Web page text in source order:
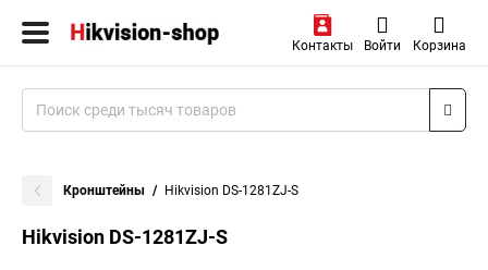
Контакты Войти Корзина
Кронштейны Hikvision DS-1281ZJ-S
Hikvision DS-1281ZJ-S